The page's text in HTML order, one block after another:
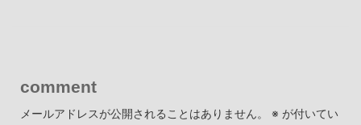
comment
メールアドレスが公開されることはありません。 ※ が付いてい